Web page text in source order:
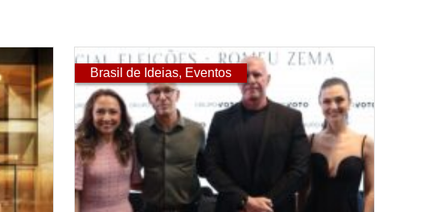
Brasil de Ideias, Eventos